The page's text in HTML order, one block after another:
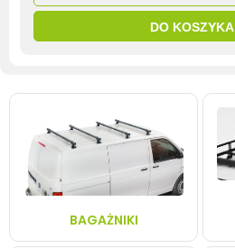
DO KOSZYKA
BAGAŻNIKI